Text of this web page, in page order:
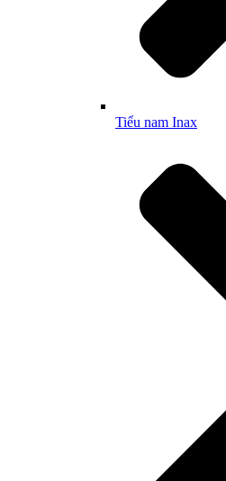
Tiểu nam Inax